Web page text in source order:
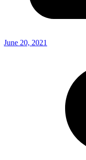
June 20, 2021